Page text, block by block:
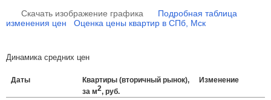
Скачать изображение графика
Подробная таблица
изменения цен
Оценка цены квартир в СПб, Мск
Динамика средних цен
Даты
Квартиры (вторичный рынок),
за м2, руб.
Изменение